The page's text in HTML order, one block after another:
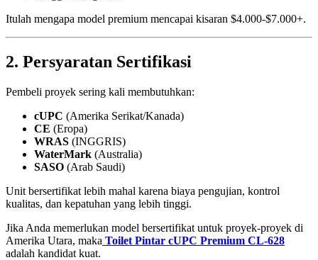
Itulah mengapa model premium mencapai kisaran $4.000-$7.000+.
2. Persyaratan Sertifikasi
Pembeli proyek sering kali membutuhkan:
cUPC (Amerika Serikat/Kanada)
CE (Eropa)
WRAS (INGGRIS)
WaterMark (Australia)
SASO (Arab Saudi)
Unit bersertifikat lebih mahal karena biaya pengujian, kontrol
kualitas, dan kepatuhan yang lebih tinggi.
Jika Anda memerlukan model bersertifikat untuk proyek-proyek di
Amerika Utara, maka Toilet Pintar cUPC Premium CL-628
adalah kandidat kuat.